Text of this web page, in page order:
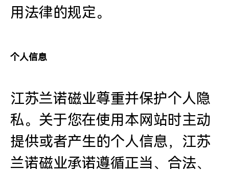
用法律的规定。
个人信息
江苏兰诺磁业尊重并保护个人隐
私。关于您在使用本网站时主动
提供或者产生的个人信息，江苏
兰诺磁业承诺遵循正当、合法、